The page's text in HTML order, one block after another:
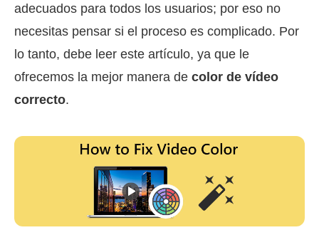
adecuados para todos los usuarios; por eso no
necesitas pensar si el proceso es complicado. Por
lo tanto, debe leer este artículo, ya que le
ofrecemos la mejor manera de color de vídeo
correcto.